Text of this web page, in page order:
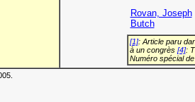
Rovan, Joseph
Butch
[1]: Article paru
à un congrès [4]:
Numéro spécial